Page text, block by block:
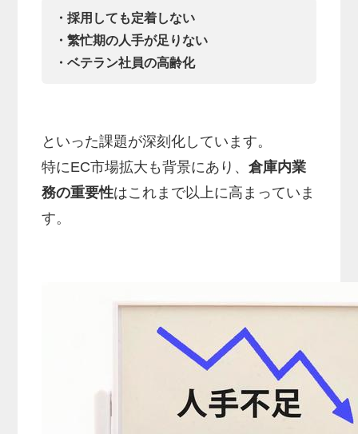
・採用しても定着しない
・繁忙期の人手が足りない
・ベテラン社員の高齢化
といった課題が深刻化しています。
特にEC市場拡大も背景にあり、倉庫内業
務の重要性はこれまで以上に高まっていま
す。